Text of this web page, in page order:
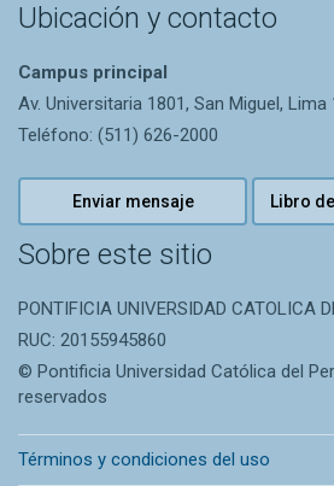
Ubicación y contacto
Campus principal
Av. Universitaria 1801, San Miguel, Lima
Teléfono: (511) 626-2000
Enviar mensaje Libro
Sobre este sitio
PONTIFICIA UNIVERSIDAD CATOLICA
RUC: 20155945860
© Pontificia Universidad Católica del
reservados
Términos y condiciones del uso